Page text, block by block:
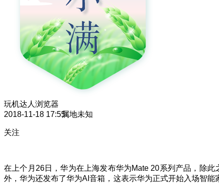
玩机达人 浏览器
2018-11-18 17:55属地未知
关注
在上个月26日，华为在上海发布华为Mate 20系列产品，除此
外，华为还发布了华为AI音箱，这表示华为正式开始入场智能